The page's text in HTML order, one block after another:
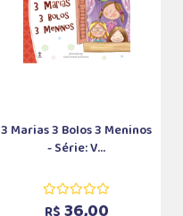
3 Marias 3 Bolos 3 Meninos
- Série: V...